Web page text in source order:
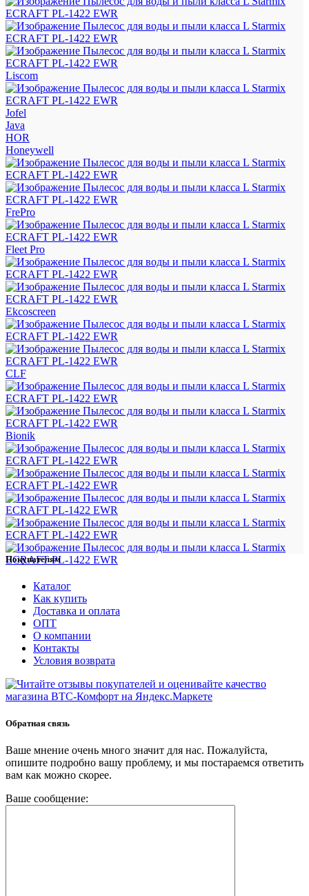
Liscom
Jofel
Java
HOR
Honeywell
FrePro
Fleet Pro
Ekcoscreen
CLF
Bionik
Покупателям
Каталог
Как купить
Доставка и оплата
ОПТ
О компании
Контакты
Условия возврата
Обратная связь
Ваше мнение очень много значит для нас. Пожалуйста,
опишите подробно вашу проблему, и мы постараемся ответить
вам как можно скорее.
Ваше сообщение: